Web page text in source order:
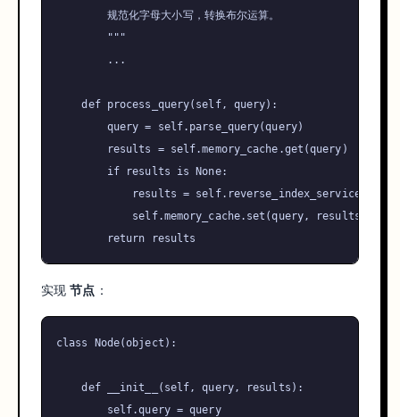
        规范化字母大小写，转换布尔运算。
        """
        ...
def process_query( self, query):
        query =
self.parse_query(query)
        results =
self.memory_cache.get(query)
if results is None:
            results =
self
self.memory_cache. set (query, results)
return
实现节点 ：
class Node(object ):
def __init__ ( self, query, results ):
self.query = query